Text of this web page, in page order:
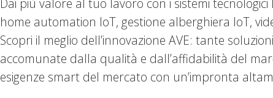
Dai più valore al tuo lavoro con i sistemi
home automation IoT, gestione alberghiera IoT,
Scopri il meglio dell’innovazione AVE: tante
accomunate dalla qualità e dall’affidabilità del
esigenze smart del mercato con un’impronta